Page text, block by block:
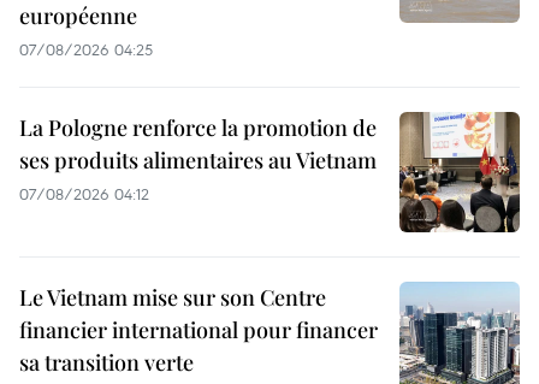
européenne
07/08/2026 04:25
La Pologne renforce la promotion de
ses produits alimentaires au Vietnam
07/08/2026 04:12
Le Vietnam mise sur son Centre
financier international pour financer
sa transition verte